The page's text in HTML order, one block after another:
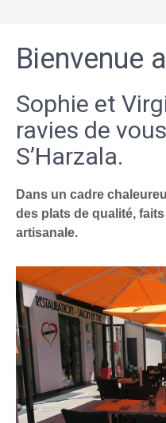
Bienvenue
Sophie et
ravies de
S’Harzala.
Dans un cadre
des plats de qualité,
artisanale.